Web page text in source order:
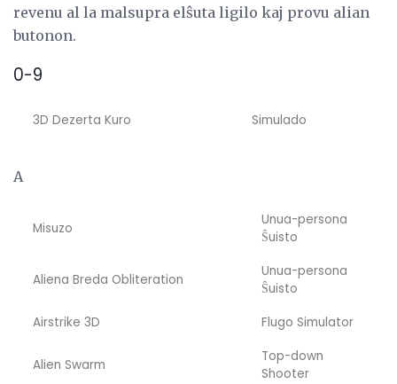
revenu al la malsupra elŝuta ligilo kaj provu alian
butonon.
0-9
3D Dezerta Kuro Simulado
A
Misuzo
Unua-persona
Ŝuisto
Aliena Breda Obliteration
Unua-persona
Ŝuisto
Airstrike 3D
Flugo Simulator
Alien Swarm
Top-down
Shooter